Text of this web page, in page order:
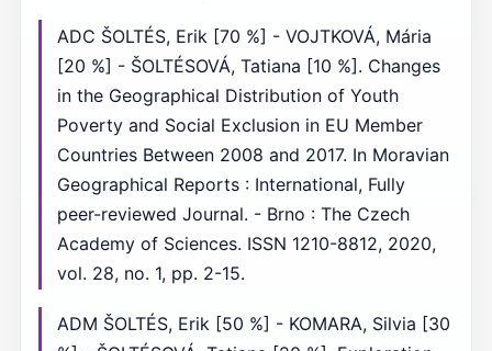
ADC ŠOLTÉS, Erik [70 %] - VOJTKOVÁ, Mária
[20 %] - ŠOLTÉSOVÁ, Tatiana [10 %]. Changes
in the Geographical Distribution of Youth
Poverty and Social Exclusion in EU Member
Countries Between 2008 and 2017. In Moravian
Geographical Reports : International, Fully
peer-reviewed Journal. - Brno : The Czech
Academy of Sciences. ISSN 1210-8812, 2020,
vol. 28, no. 1, pp. 2-15.
ADM ŠOLTÉS, Erik [50 %] - KOMARA, Silvia [30